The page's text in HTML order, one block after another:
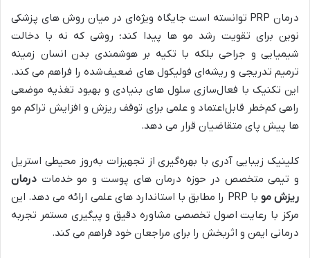
درمان PRP توانسته است جایگاه ویژه‌ای در میان روش‌ های پزشکی
نوین برای تقویت رشد مو ها پیدا کند؛ روشی که نه با دخالت
شیمیایی و جراحی بلکه با تکیه بر هوشمندی بدن انسان زمینه‌
ترمیم تدریجی و ریشه‌ای فولیکول‌ های ضعیف‌شده را فراهم می‌ کند.
این تکنیک با فعال‌سازی سلول‌ های بنیادی و بهبود تغذیه موضعی
راهی کم‌خطر قابل‌اعتماد و علمی برای توقف ریزش و افزایش تراکم مو
ها پیش پای متقاضیان قرار می‌ دهد.
کلینیک زیبایی آدری با بهره‌گیری از تجهیزات به‌روز محیطی استریل
و تیمی متخصص در حوزه درمان‌ های پوست و مو خدمات درمان
ریزش مو
با PRP را مطابق با استاندارد های علمی ارائه می‌ دهد. این
مرکز با رعایت اصول تخصصی مشاوره دقیق و پیگیری مستمر تجربه‌
درمانی ایمن و اثربخش را برای مراجعان خود فراهم می‌ کند.